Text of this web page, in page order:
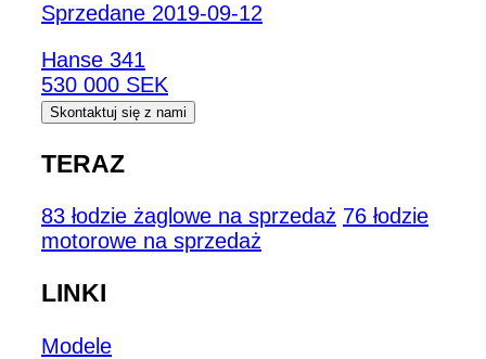
Sprzedane 2019-09-12
Hanse 341
530 000 SEK
Skontaktuj się z nami
TERAZ
83 łodzie żaglowe na sprzedaż 76 łodzie
motorowe na sprzedaż
LINKI
Modele